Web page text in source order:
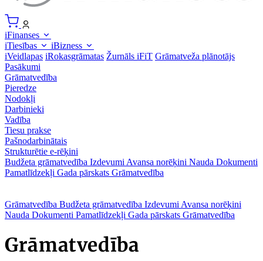
iFinanses
iTiesības
iBizness
iVeidlapas iRokasgrāmatas Žurnāls iFiT Grāmatveža plānotājs
Pasākumi
Grāmatvedība
Pieredze
Nodokļi
Darbinieki
Vadība
Tiesu prakse
Pašnodarbinātais
Strukturētie e-rēķini
Budžeta grāmatvedība Izdevumi Avansa norēķini Nauda Dokumenti
Pamatlīdzekļi Gada pārskats Grāmatvedība
Grāmatvedība Budžeta grāmatvedība Izdevumi Avansa norēķini
Nauda Dokumenti Pamatlīdzekļi Gada pārskats Grāmatvedība
Grāmatvedība